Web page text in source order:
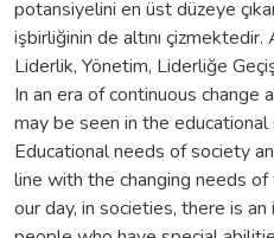
potansiyelini en üst düzeye
işbirliğinin de altını
Liderlik, Yönetim, Liderliğe
In an era of continuous
may be seen in the
Educational needs of society
line with the changing needs
our day, in societies, there is